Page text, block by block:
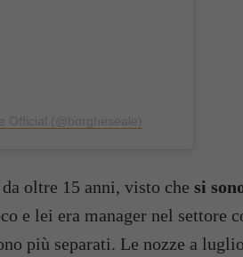
oltre 15 anni, visto che si
e lei era manager nel settore
più separati. Le nozze a